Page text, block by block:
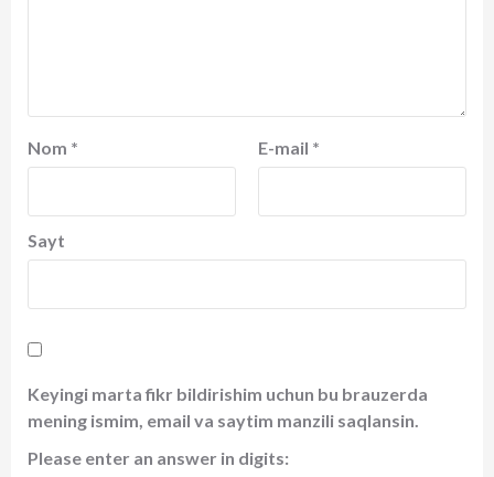
Nom * E-mail *
Sayt
Keyingi marta fikr bildirishim uchun bu brauzerda
mening ismim, email va saytim manzili saqlansin.
Please enter an answer in digits: